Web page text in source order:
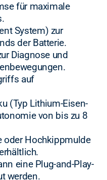
für maximale
System) zur
der Batterie.
Diagnose und
auf
(Typ Lithium-Eisen-
von bis zu 8
oder Hochkippmulde
eine Plug-and-Play-
werden.